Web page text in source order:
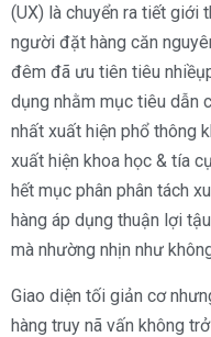
(UX) là chuyển ra tiết giới
người đặt hàng căn
đêm đã ưu tiên tiêu
dụng nhằm mục tiêu dẫn
nhất xuất hiện phổ thông
xuất hiện khoa học & tía
hết mục phân phân tách
hàng áp dụng thuận lợi
mà nhường nhịn như
Giao diện tối giản cơ
hàng truy nã vấn không